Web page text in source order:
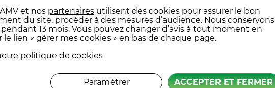
contrôle technique validés, défavorables
défaillance critique. En cas de résultat
dispose de deux mois pour
critique, les réparations doivent être
et nos partenaires utilisent des cookies pour assurer le bon
du site, procéder à des mesures d’audience. Nous conservons
13 mois. Vous pouvez changer d’avis à tout moment en
lien « gérer mes cookies » en bas de chaque page.
politique de cookies
ACCEPTER ET FERMER
Paramétrer